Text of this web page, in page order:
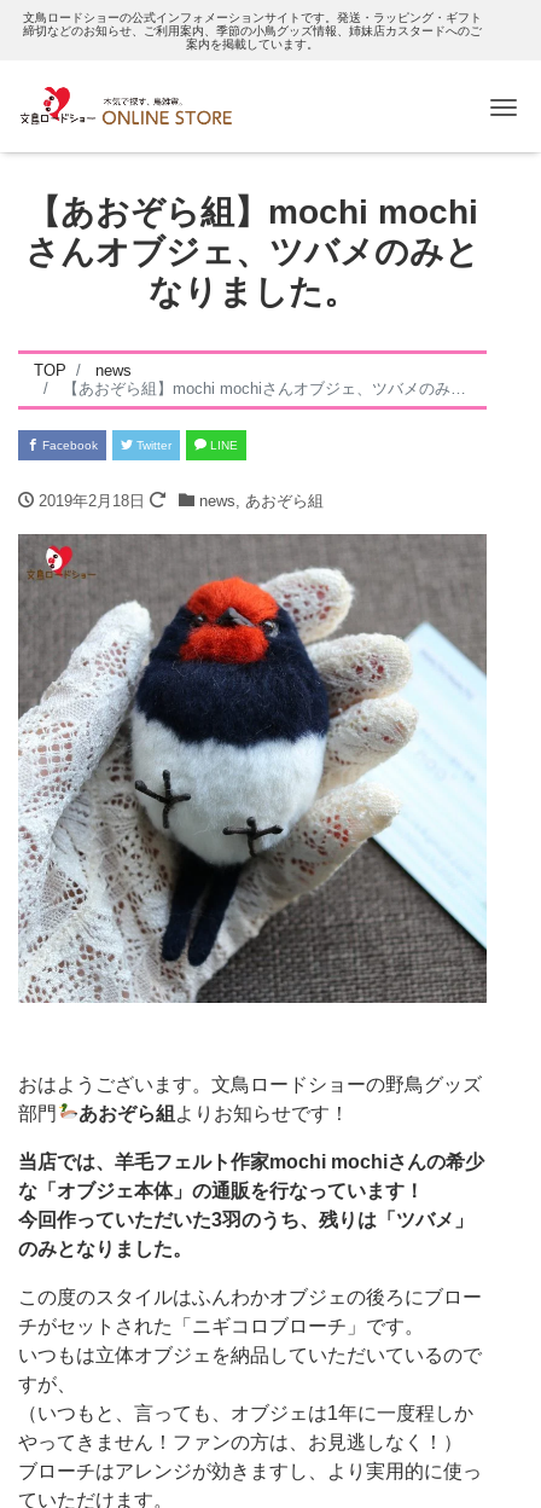
文鳥ロードショーの公式インフォメーションサイトです。発送・ラッピング・ギフト
締切などのお知らせ、ご利用案内、季節の小鳥グッズ情報、姉妹店カスタードへのご
案内を掲載しています。
【あおぞら組】mochi mochi
さんオブジェ、ツバメのみと
なりました。
TOP
news
【あおぞら組】mochi mochiさんオブジェ、ツバメのみとなりました。
Facebook Twitter LINE
2019年2月18日 news あおぞら組
おはようございます。文鳥ロードショーの野鳥グッズ
部門
あおぞら組 よりお知らせです！
当店では、羊毛フェルト作家mochi mochiさんの希少
な「オブジェ本体」の通販を行なっています！
今回作っていただいた3羽のうち、残りは「ツバメ」
のみとなりました。
この度のスタイルはふんわかオブジェの後ろにブロー
チがセットされた「ニギコロブローチ」です。
いつもは立体オブジェを納品していただいているので
すが、
（いつもと、言っても、オブジェは1年に一度程しか
やってきません！ファンの方は、お見逃しなく！）
ブローチはアレンジが効きますし、より実用的に使っ
ていただけます。